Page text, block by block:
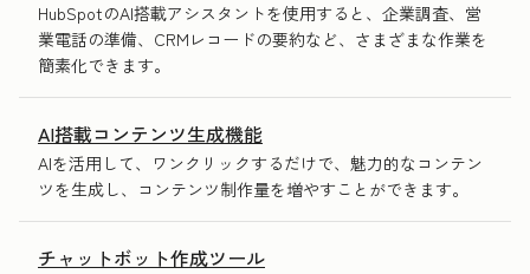
HubSpotのAI搭載アシスタントを使用すると、企業調査、営
業電話の準備、CRMレコードの要約など、さまざまな作業を
簡素化できます。
AI搭載コンテンツ生成機能
AIを活用して、ワンクリックするだけで、魅力的なコンテン
ツを生成し、コンテンツ制作量を増やすことができます。
チャットボット作成ツール